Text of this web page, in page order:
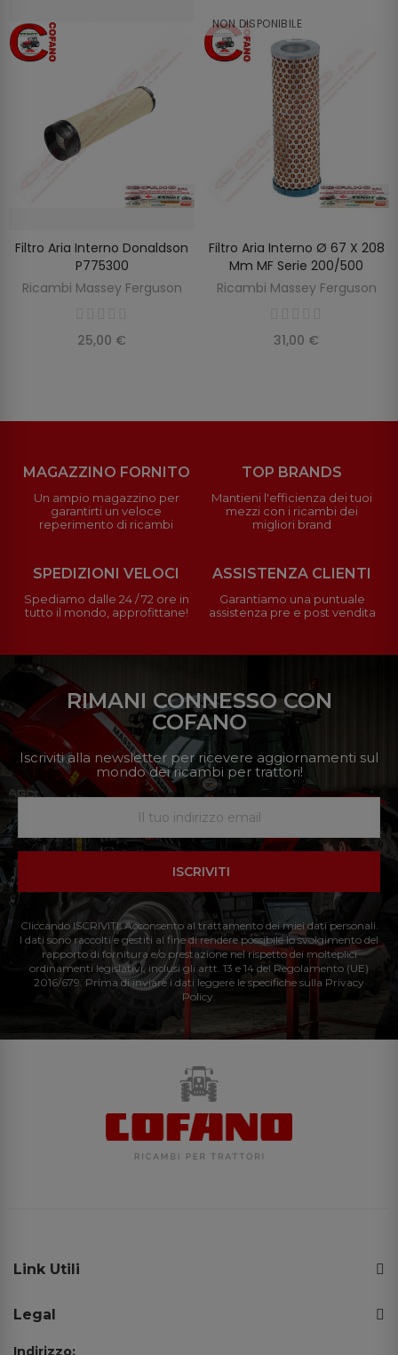
AGGIUNGI AL CARRELLO
Filtro Aria Interno Donaldson
P775300
Ricambi Massey Ferguson
25,00 €
NON DISPONIBILE
SCOPRIRE
Filtro Aria Interno Ø 67 X 208
Mm MF Serie 200/500
Ricambi Massey Ferguson
31,00 €
MAGAZZINO FORNITO
Un ampio magazzino per
garantirti un veloce
reperimento di ricambi
TOP BRANDS
Mantieni l'efficienza dei tuoi
mezzi con i ricambi dei
migliori brand
SPEDIZIONI VELOCI
Spediamo dalle 24 / 72 ore in
tutto il mondo, approfittane!
ASSISTENZA CLIENTI
Garantiamo una puntuale
assistenza pre e post vendita
RIMANI CONNESSO CON
COFANO
Iscriviti alla newsletter per ricevere aggiornamenti sul
mondo dei ricambi per trattori!
ISCRIVITI
Cliccando ISCRIVITI: Acconsento al trattamento dei miei dati personali.
I dati sono raccolti e gestiti al fine di rendere possibile lo svolgimento del
rapporto di fornitura e/o prestazione nel rispetto dei molteplici
ordinamenti legislativi, inclusi gli artt. 13 e 14 del Regolamento (UE)
2016/679. Prima di inviare i dati leggere le specifiche sulla Privacy
Policy.
Link Utili
Legal
Indirizzo: